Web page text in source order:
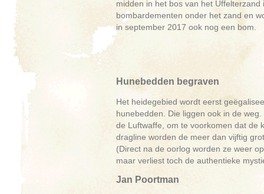
midden in het bos van het
bombardementen onder het zand en
in september 2017 ook nog een bom.
Hunebedden begraven
Het heidegebied wordt eerst
hunebedden. Die liggen ook in de
de Luftwaffe, om te voorkomen dat de
dragline worden de meer dan vijftig
(Direct na de oorlog worden ze weer
maar verliest toch de authentieke
Jan Poortman